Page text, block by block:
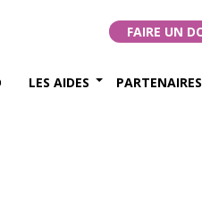
FAIRE UN
LES AIDES PARTENAIRES